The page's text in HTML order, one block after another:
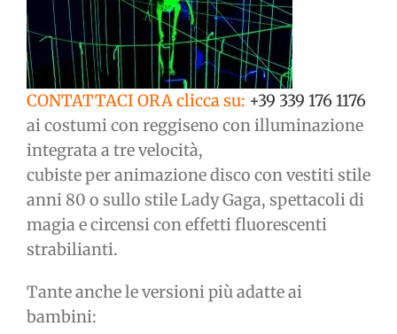
CONTATTACI ORA clicca su: +39 339 176 1176
ai costumi con reggiseno con illuminazione
integrata a tre velocità,
cubiste per animazione disco con vestiti stile
anni 80 o sullo stile Lady Gaga, spettacoli di
magia e circensi con effetti fluorescenti
strabilianti.
Tante anche le versioni più adatte ai
bambini: